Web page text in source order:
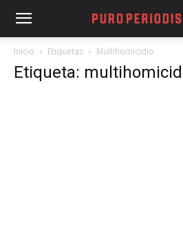
Inicio Etiquetas Multihomicidio
Etiqueta: